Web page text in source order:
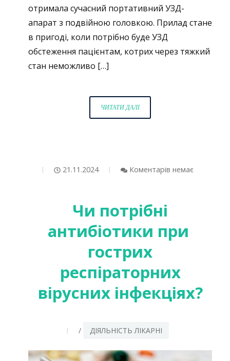
отримала сучасний портативний УЗД-
апарат з подвійною головкою. Прилад стане
в пригоді, коли потрібно буде УЗД
обстеження пацієнтам, котрих через тяжкий
стан неможливо […]
ЧИТАТИ ДАЛІСУЧАСНИЙ
КОМПАКТНИЙ
OF
–
EUROPEAN
OF
HOUSE
HABSBURG-
21.11.2024 Коментарів немає
Чи потрібні
антибіотики при
гострих
респіраторних
вірусних інфекціях?
/ ДІЯЛЬНІСТЬ ЛІКАРНІ